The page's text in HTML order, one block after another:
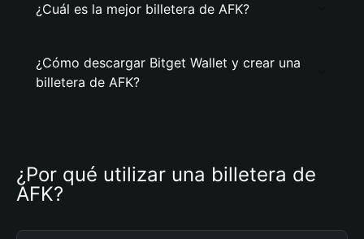
¿Cuál es la mejor billetera de AFK?
¿Cómo descargar Bitget Wallet y crear una
billetera de AFK?
¿Por qué utilizar una billetera de
AFK?